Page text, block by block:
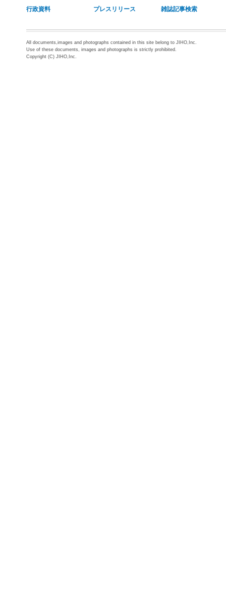
行政資料 プレスリリース 雑誌記事検索
All documents,images and photographs contained in this site belong to JIHO,Inc.
Use of these documents, images and photographs is strictly prohibited.
Copyright (C) JIHO,Inc.